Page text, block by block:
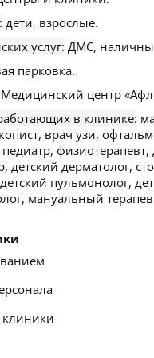
дети, взрослые.
услуг: ДМС,
парковка.
Медицинский центр
в клинике:
врач узи,
детский дерматолог,
пульмонолог,
мануальный